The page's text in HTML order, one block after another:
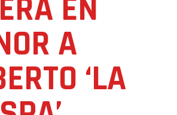
EN
A
‘LA